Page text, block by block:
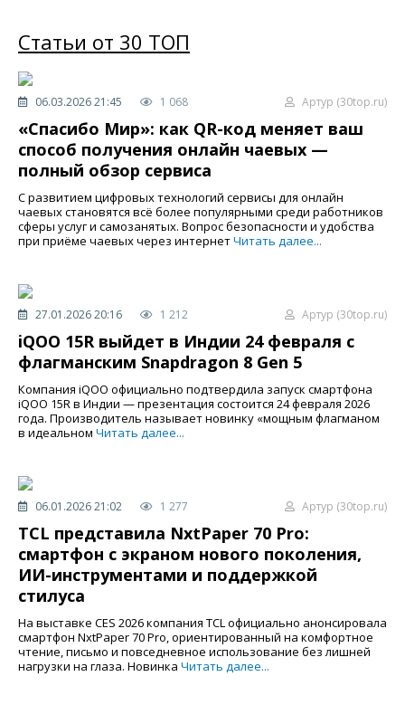
Статьи от 30 ТОП
06.03.2026 21:45 1 068 Артур (30top.ru)
«Спасибо Мир»: как QR-код меняет ваш
способ получения онлайн чаевых —
полный обзор сервиса
С развитием цифровых технологий сервисы для онлайн
чаевых становятся всё более популярными среди работников
сферы услуг и самозанятых. Вопрос безопасности и удобства
при приёме чаевых через интернетЧитать далее...
27.01.2026 20:16 1 212 Артур (30top.ru)
iQOO 15R выйдет в Индии 24 февраля с
флагманским Snapdragon 8 Gen 5
Компания iQOO официально подтвердила запуск смартфона
iQOO 15R в Индии — презентация состоится 24 февраля 2026
года. Производитель называет новинку «мощным флагманом
в идеальном Читать далее...
06.01.2026 21:02 1 277 Артур (30top.ru)
TCL представила NxtPaper 70 Pro:
смартфон с экраном нового поколения,
ИИ-инструментами и поддержкой
стилуса
На выставке CES 2026 компания TCL официально анонсировала
смартфон NxtPaper 70 Pro, ориентированный на комфортное
чтение, письмо и повседневное использование без лишней
нагрузки на глаза. Новинка Читать далее...